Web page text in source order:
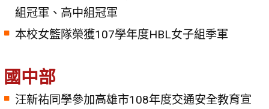
組冠軍、高中組冠軍
本校女籃隊榮獲107學年度HBL女子組季軍
國中部
汪新祐同學參加高雄市108年度交通安全教育宣